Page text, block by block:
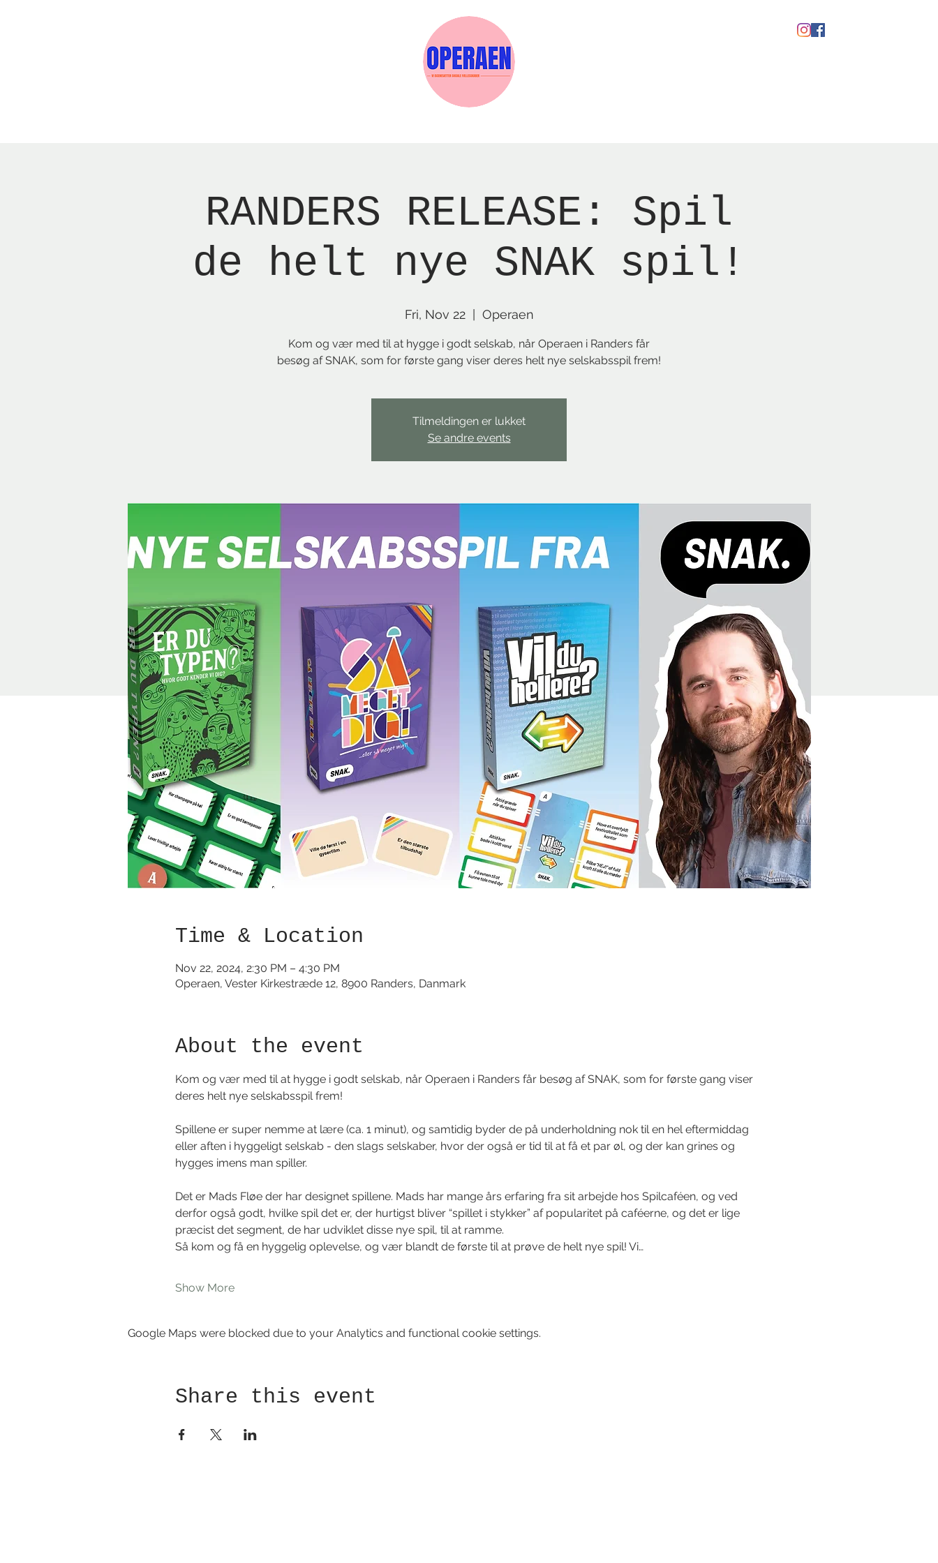
RANDERS RELEASE: Spil
de helt nye SNAK spil!
Fri, Nov 22
  |
Operaen
Kom og vær med til at hygge i godt selskab, når Operaen i Randers får
besøg af SNAK, som for første gang viser deres helt nye selskabsspil frem!
Tilmeldingen er lukket
Se andre events
Time & Location
Nov 22, 2024, 2:30 PM – 4:30 PM
Operaen, Vester Kirkestræde 12, 8900 Randers, Danmark
About the event
Kom og vær med til at hygge i godt selskab, når Operaen i Randers får besøg af SNAK, som for første gang viser
deres helt nye selskabsspil frem!
Spillene er super nemme at lære (ca. 1 minut), og samtidig byder de på underholdning nok til en hel eftermiddag
eller aften i hyggeligt selskab - den slags selskaber, hvor der også er tid til at få et par øl, og der kan grines og
hygges imens man spiller.
Det er Mads Fløe der har designet spillene. Mads har mange års erfaring fra sit arbejde hos Spilcaféen, og ved
derfor også godt, hvilke spil det er, der hurtigst bliver “spillet i stykker” af popularitet på caféerne, og det er lige
præcist det segment, de har udviklet disse nye spil, til at ramme.
Så kom og få en hyggelig oplevelse, og vær blandt de første til at prøve de helt nye spil! Vi…
Show More
Google Maps were blocked due to your Analytics and functional cookie settings.
Share this event